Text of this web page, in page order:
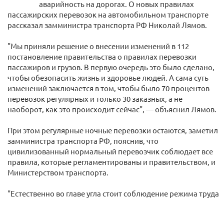
аварийность на дорогах. О новых правилах
пассажирских перевозок на автомобильном транспорте
рассказал замминистра транспорта РФ Николай Лямов.
"Мы приняли решение о внесении изменений в 112
постановление правительства о правилах перевозки
пассажиров и грузов. В первую очередь это было сделано,
чтобы обезопасить жизнь и здоровье людей. А сама суть
изменений заключается в том, чтобы было 70 процентов
перевозок регулярных и только 30 заказных, а не
наоборот, как это происходит сейчас", — объяснил Лямов.
При этом регулярные ночные перевозки остаются, заметил
замминистра транспорта РФ, пояснив, что
цивилизованный нормальный перевозчик соблюдает все
правила, которые регламентированы и правительством, и
Министерством транспорта.
"Естественно во главе угла стоит соблюдение режима труда